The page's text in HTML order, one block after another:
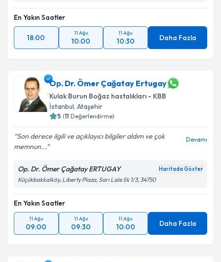
En Yakın Saatler
18:00
11 Ağu
10:00
11 Ağu
10:30 Daha Fazla
Op. Dr. Ömer Çağatay Ertugay
Kulak Burun Boğaz hastalıkları - KBB
İstanbul, Ataşehir
5 (11 Değerlendirme)
Son derece ilgili ve açıklayıcı bilgiler aldım ve çok
memnun...
Devamı
Op. Dr. Ömer Çağatay ERTUGAY Haritada Göster
Küçükbakkalköy, Liberty Plaza, Sarı Lale Sk 1/3, 34750
En Yakın Saatler
11 Ağu
09:00
11 Ağu
09:30
11 Ağu
10:00 Daha Fazla